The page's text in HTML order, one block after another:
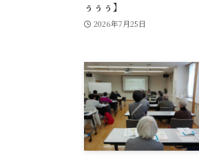
ぅぅぅ】
2026年7月25日